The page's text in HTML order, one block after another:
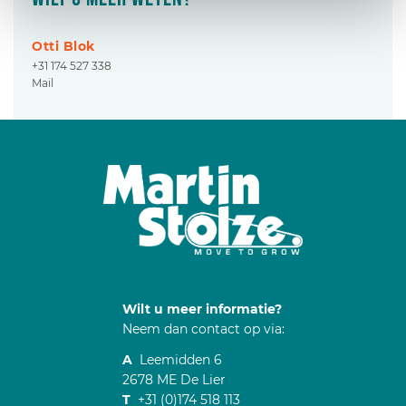
Otti Blok
+31 174 527 338
Mail
Wilt u meer informatie?
Neem dan contact op via:
ALeemidden 6
2678 ME De Lier
T+31 (0)174 518 113